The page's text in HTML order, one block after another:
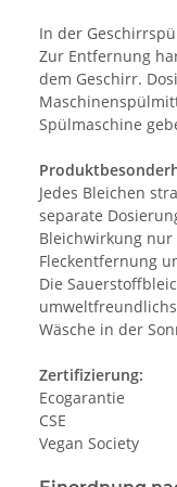
In der
Zur Entfernung
dem Geschirr.
Spülmaschine
Jedes Bleichen
separate
Bleichwirkung
Fleckentfernung
Die
Wäsche in der
Zertifizierung:
Ecogarantie
CSE
Vegan Society